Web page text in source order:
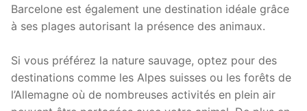
Barcelone est également une destination idéale grâce
à ses plages autorisant la présence des animaux.
Si vous préférez la nature sauvage, optez pour des
destinations comme les Alpes suisses ou les forêts de
l’Allemagne où de nombreuses activités en plein air